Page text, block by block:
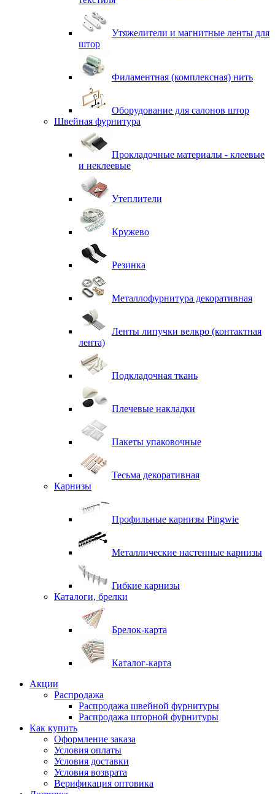
Утяжелители и магнитные ленты для
штор
Филаментная (комплексная) нить
Оборудование для салонов штор
Швейная фурнитура
Прокладочные материалы - клеевые
и неклеевые
Утеплители
Кружево
Резинка
Металлофурнитура декоративная
Ленты липучки велкро (контактная
лента)
Подкладочная ткань
Плечевые накладки
Пакеты упаковочные
Тесьма декоративная
Карнизы
Профильные карнизы Pingwie
Металлические настенные карнизы
Гибкие карнизы
Каталоги, брелки
Брелок-карта
Каталог-карта
Акции
Распродажа
Распродажа швейной фурнитуры
Распродажа шторной фурнитуры
Как купить
Оформление заказа
Условия оплаты
Условия доставки
Условия возврата
Верификация оптовика